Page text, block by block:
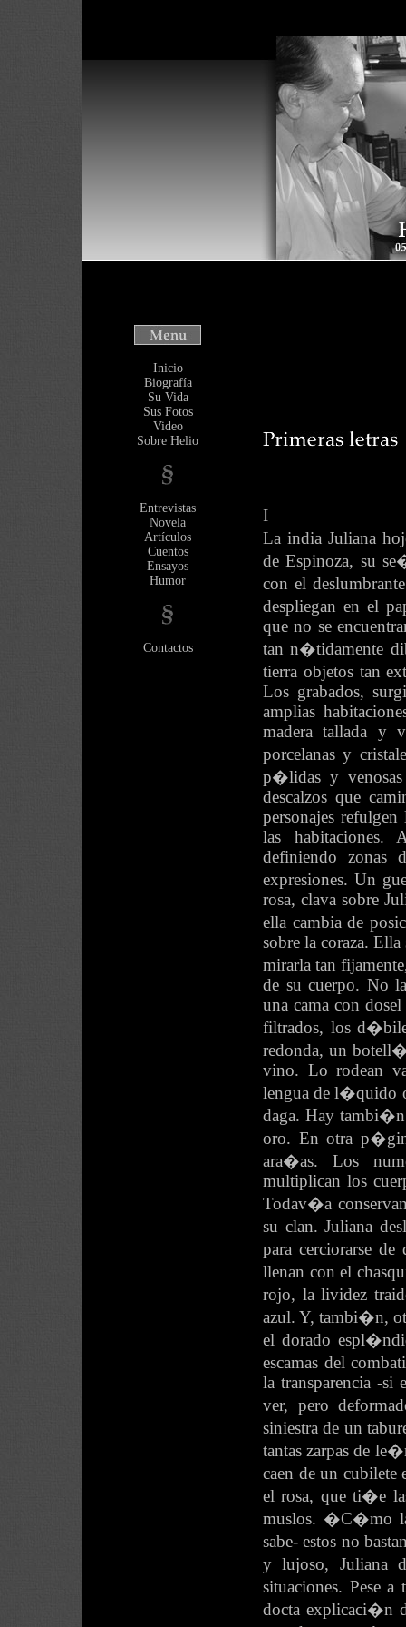
Inicio
Biografía
Su Vida
Sus Fotos
Video
Sobre Helio
Entrevistas
Novela
Artículos
Cuentos
Ensayos
Humor
Contactos
I
La india Juliana
de Espinoza, su
con el
despliegan en el
que no se
tan n�tidamente
tierra objetos tan
Los grabados,
amplias
madera tallada y
porcelanas y
p�lidas y venosas
descalzos que
personajes
las habitaciones.
definiendo zonas
expresiones. Un
rosa, clava sobre
ella cambia de
sobre la coraza. Ella
mirarla tan
de su cuerpo. No
una cama con
filtrados, los
redonda, un
vino. Lo rodean
lengua de l�quido
daga. Hay tambi�n
oro. En otra
ara�as. Los
multiplican los
Todav�a
su clan. Juliana
para cerciorarse
llenan con el
rojo, la lividez
azul. Y, tambi�n,
el dorado
escamas del
la transparencia -si
ver, pero
siniestra de un
tantas zarpas de
caen de un
el rosa, que ti�e
muslos. �C�mo
sabe- estos no
y lujoso, Juliana
situaciones. Pese
docta explicaci�n